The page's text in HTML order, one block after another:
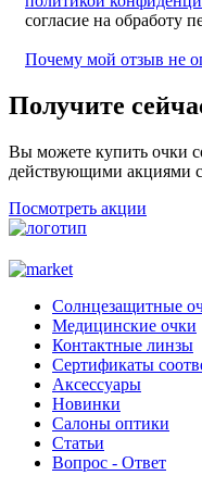
согласие на обработу
Почему мой отзыв не
Получите
Вы можете купить очки
действующими акциями
Посмотреть акции
Солнцезащитные
Медицинские очки
Контактные линзы
Сертификаты
Аксессуары
Новинки
Салоны оптики
Статьи
Вопрос - Ответ